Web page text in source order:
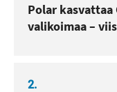
Polar
valikoimaa –
2.